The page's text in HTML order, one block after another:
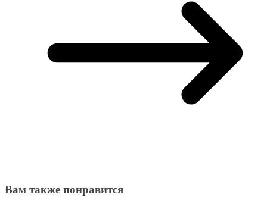
Вам также понравится